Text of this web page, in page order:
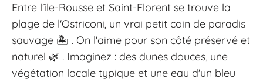
Entre l'île-Rousse et Saint-Florent se trouve la
plage de l'Ostriconi, un vrai petit coin de paradis
sauvage 🏝️ . On l'aime pour son côté préservé et
naturel 🌿 . Imaginez : des dunes douces, une
végétation locale typique et une eau d'un bleu